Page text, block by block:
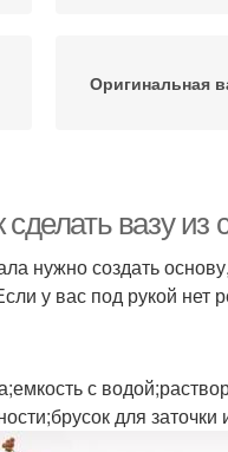
Оригинальная
бутылки
вазу из
нужно создать
у вас под рукой
с
для